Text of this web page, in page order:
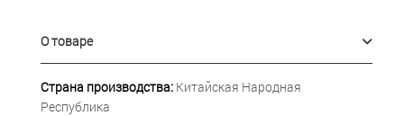
О товаре
Страна производства: Китайская Народная
Республика